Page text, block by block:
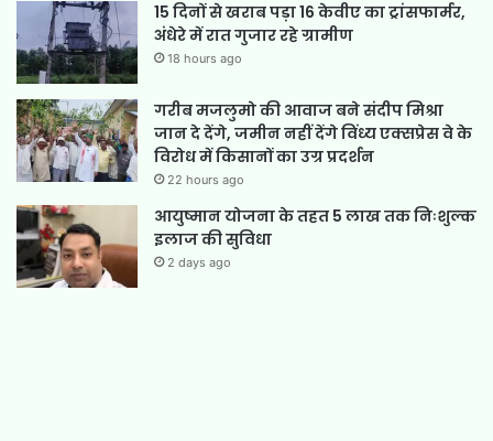
15 दिनों से खराब पड़ा 16 केवीए का ट्रांसफार्मर,
अंधेरे में रात गुजार रहे ग्रामीण
18 hours ago
गरीब मजलुमो की आवाज बने संदीप मिश्रा
जान दे देंगे, जमीन नहीं देंगे विंध्य एक्सप्रेस वे के
विरोध में किसानों का उग्र प्रदर्शन
22 hours ago
आयुष्मान योजना के तहत 5 लाख तक निःशुल्क
इलाज की सुविधा
2 days ago